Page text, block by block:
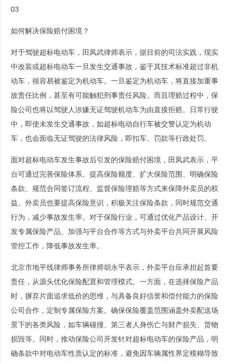
03
如何解决保险赔付困境？
对于驾驶超标电动车，田凤武律师表示，据目前的司法实践，现实
中改装或超标电动车一旦发生交通事故，鉴于其技术标准超过非机
动车，很容易被鉴定为机动车。一旦鉴定为机动车，将直接加重事
故责任比例，甚至有可能触犯刑事责任风险。而且理赔过程中，保
险公司也将以驾驶人涉嫌无证驾驶机动车为由直接拒赔。日常行驶
中，即使未发生交通事故，如超标电动自行车被交警认定为机动
车，也会面临无证驾驶的法律风险，即扣车、罚款等行政处罚。
面对超标电动车发生事故后引发的保险赔付困境，田凤武表示，平
台可通过完善保险体系、提高保险额度、扩大保险范围、明确保险
条款、规范合同签订流程、监督保险理赔等方式来保障外卖员的权
益。外卖员也要提高保险意识，积极关注保险条款，同时规范交通
行为，减少事故发生率。对于保险行业，可通过优化产品设计、开
发专属保险产品、加强与平台合作等方式与外卖平台共同开展风险
管控工作，降低事故发生率。
北京市地平线律师事务所律师胡永平表示，外卖平台应承担起首要
责任，从源头优化保险配置和管理模式。一方面，在选择保险产品
时，摒弃片面追求低价的思维，与具备良好信誉和偿付能力的保险
公司合作，定制专属保险方案。确保保险覆盖范围涵盖外卖配送场
景下的各类风险，如车辆碰撞、第三者人身伤亡与财产损失、货物
损毁等。同时，推动保险公司开发针对超标电动车的保险产品，明
确条款中对电动车性质认定的标准，避免因车辆属性界定模糊导致